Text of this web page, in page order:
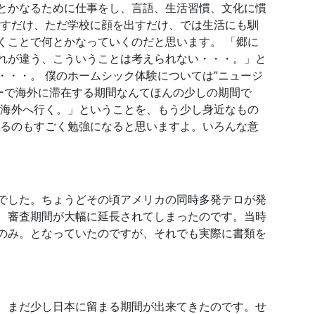
なるために仕事をし、言語、生活習慣、文化に慣
だけ、ただ学校に顔を出すだけ、では生活にも馴
とで何とかなっていくのだと思います。 「郷に
違う、こういうことは考えられない・・・。」と
・。 僕のホームシック体験については”ニュージ
海外に滞在する期間なんてほんの少しの期間で
外へ行く。」ということを、もう少し身近なもの
のもすごく勉強になると思いますよ。いろんな意
た。ちょうどその頃アメリカの同時多発テロが発
査期間が大幅に延長されてしまったのです。当時
。となっていたのですが、それでも実際に書類を
だ少し日本に留まる期間が出来てきたのです。せ